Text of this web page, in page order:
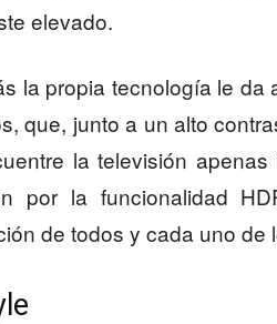
elevado.
la propia tecnología le
que, junto a un alto
la televisión
por la funcionalidad
de todos y cada uno de